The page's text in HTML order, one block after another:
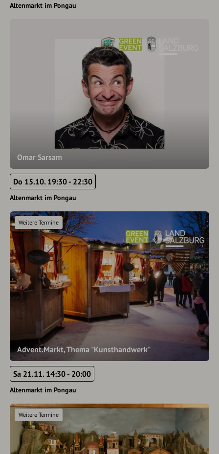
Altenmarkt im Pongau
Omar Sarsam
Do 15.10. 19:30 - 22:30
Altenmarkt im Pongau
Advent.Markt, Thema "Kunsthandwerk"
Weitere Termine
Sa 21.11. 14:30 - 20:00
Altenmarkt im Pongau
Weitere Termine